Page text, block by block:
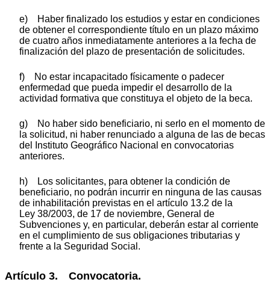
e) Haber finalizado los estudios y estar en condiciones
de obtener el correspondiente título en un plazo máximo
de cuatro años inmediatamente anteriores a la fecha de
finalización del plazo de presentación de solicitudes.
f) No estar incapacitado físicamente o padecer
enfermedad que pueda impedir el desarrollo de la
actividad formativa que constituya el objeto de la beca.
g) No haber sido beneficiario, ni serlo en el momento de
la solicitud, ni haber renunciado a alguna de las de becas
del Instituto Geográfico Nacional en convocatorias
anteriores.
h) Los solicitantes, para obtener la condición de
beneficiario, no podrán incurrir en ninguna de las causas
de inhabilitación previstas en el artículo 13.2 de la
Ley 38/2003, de 17 de noviembre, General de
Subvenciones y, en particular, deberán estar al corriente
en el cumplimiento de sus obligaciones tributarias y
frente a la Seguridad Social.
Artículo 3. Convocatoria.